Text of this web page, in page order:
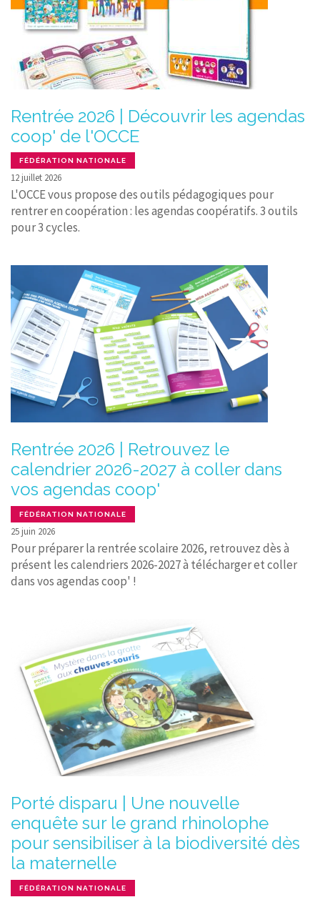
Rentrée 2026 | Découvrir les agendas
coop' de l'OCCE
FÉDÉRATION NATIONALE
12 juillet 2026
L'OCCE vous propose des outils pédagogiques pour
rentrer en coopération : les agendas coopératifs. 3 outils
pour 3 cycles.
Rentrée 2026 | Retrouvez le
calendrier 2026-2027 à coller dans
vos agendas coop'
FÉDÉRATION NATIONALE
25 juin 2026
Pour préparer la rentrée scolaire 2026, retrouvez dès à
présent les calendriers 2026-2027 à télécharger et coller
dans vos agendas coop' !
Porté disparu | Une nouvelle
enquête sur le grand rhinolophe
pour sensibiliser à la biodiversité dès
la maternelle
FÉDÉRATION NATIONALE